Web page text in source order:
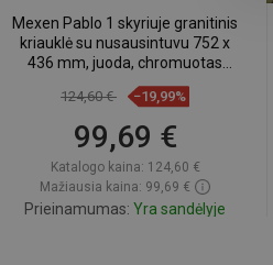
Mexen Pablo 1 skyriuje granitinis
kriauklė su nusausintuvu 752 x
436 mm, juoda, chromuotas
sifonas - 6510751010-77
124,60 € −19,99%
99,69 €
Katalogo kaina: 124,60 €
Mažiausia kaina: 99,69 €
Prieinamumas: Yra sandėlyje